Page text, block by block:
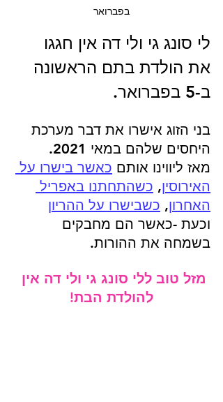
בפברואר
לי סונג גי ולי דה אין חגגו
את הולדת בתם הראשונה
ב-5 בפברואר.
בני הזוג אישרו את דבר מערכת
היחסים שלהם במאי 2021
.
מאז ליווינו אותם כאשר בישרו על
האירוסין, כשהתחתנו באפריל
האחרון, כשבישרו על ההריון
וכעת -כאשר הם מחבקים
בשמחה את ההורות.
מזל טוב ללי סונג גי ולי דה אין
להולדת הבת!